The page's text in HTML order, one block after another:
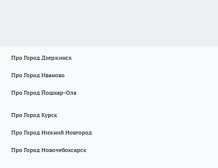
Про Город Дзержинск
Про Город Иваново
Про Город Йошкар-Ола
Про Город Курск
Про Город Нижний Новгород
Про Город Новочебоксарск